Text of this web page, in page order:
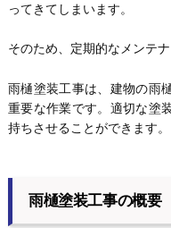
ってきてしまいます。
そのため、定期的なメンテナ
雨樋塗装工事は、建物の雨
重要な作業です。適切な塗
持ちさせることができます。
雨樋塗装工事の概要